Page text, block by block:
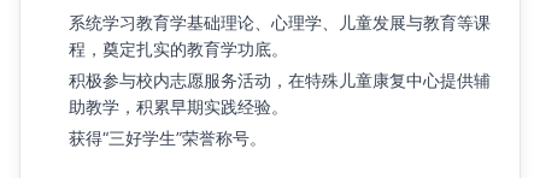
系统学习教育学基础理论、心理学、儿童发展与教育等课
程，奠定扎实的教育学功底。
积极参与校内志愿服务活动，在特殊儿童康复中心提供辅
助教学，积累早期实践经验。
获得“三好学生”荣誉称号。